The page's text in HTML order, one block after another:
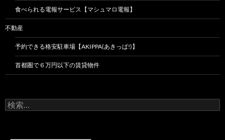
食べられる電報サービス【マシュマロ電報】
不動産
予約できる格安駐車場【AKIPPA(あきっぱ!)】
首都圏で６万円以下の賃貸物件
検
索: